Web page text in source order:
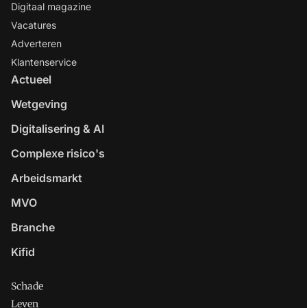
Digitaal magazine
Vacatures
Adverteren
Klantenservice
Actueel
Wetgeving
Digitalisering & AI
Complexe risico's
Arbeidsmarkt
MVO
Branche
Kifid
Schade
Leven